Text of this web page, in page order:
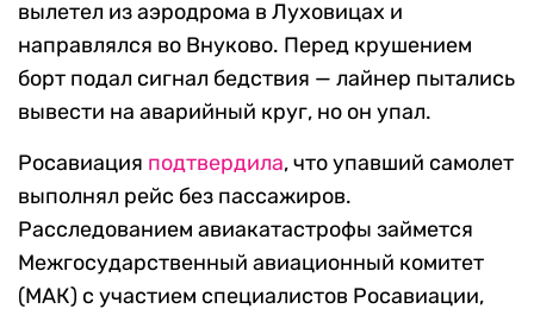
вылетел из аэродрома в Луховицах и
направлялся во Внуково. Перед крушением
борт подал сигнал бедствия — лайнер пытались
вывести на аварийный круг, но он упал.
Росавиация подтвердила, что упавший самолет
выполнял рейс без пассажиров.
Расследованием авиакатастрофы займется
Межгосударственный авиационный комитет
(МАК) с участием специалистов Росавиации,